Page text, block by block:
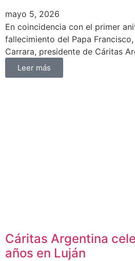
mayo 5, 2026
En coincidencia con el primer
fallecimiento del Papa
Carrara, presidente de Cáritas
Leer más
Cáritas Argentina
años en Luján